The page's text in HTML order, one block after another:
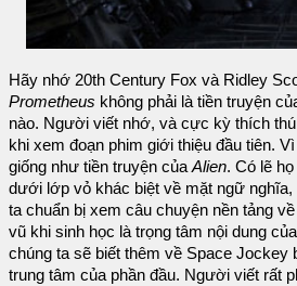
Hãy nhớ 20th Century Fox và Ridley
Prometheus không phải là tiền truyện
nào. Người viết nhớ, và cực kỳ thích
khi xem đoạn phim giới thiệu đầu tiên.
giống như tiền truyện củaAlien. Có lẽ
dưới lớp vỏ khác biệt về mặt ngữ
ta chuẩn bị xem câu chuyện nền tảng
vũ khi sinh học là trọng tâm nội dung
chúng ta sẽ biết thêm về Space Jockey
trung tâm của phần đầu. Người viết rất